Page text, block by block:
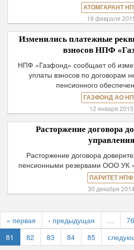
АТОМГАРАНТ
16 февраля
Изменились платежные
взносов НПФ
НПФ «Газфонд» сообщает об
уплаты взносов по договорам
пенсионного
ГАЗФОНД АО
12 января 2015
Расторжение договора
управления
Расторжение договора
пенсионными резервами ООО
ПАРИТЕТ НПФ
30 декабря 2014
« первая ‹ предыдущая … 76
81
82 83 84 85